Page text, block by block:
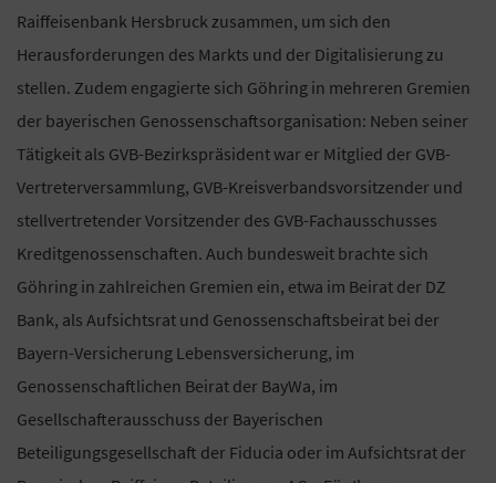
Raiffeisenbank Hersbruck zusammen, um sich den
Herausforderungen des Markts und der Digitalisierung zu
stellen. Zudem engagierte sich Göhring in mehreren Gremien
der bayerischen Genossenschaftsorganisation: Neben seiner
Tätigkeit als GVB-Bezirkspräsident war er Mitglied der GVB-
Vertreterversammlung, GVB-Kreisverbandsvorsitzender und
stellvertretender Vorsitzender des GVB-Fachausschusses
Kreditgenossenschaften. Auch bundesweit brachte sich
Göhring in zahlreichen Gremien ein, etwa im Beirat der DZ
Bank, als Aufsichtsrat und Genossenschaftsbeirat bei der
Bayern-Versicherung Lebensversicherung, im
Genossenschaftlichen Beirat der BayWa, im
Gesellschafterausschuss der Bayerischen
Beteiligungsgesellschaft der Fiducia oder im Aufsichtsrat der